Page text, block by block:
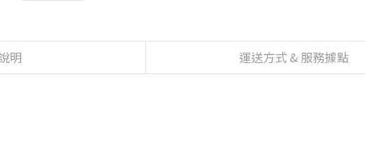
明 運送方式 & 服務據點